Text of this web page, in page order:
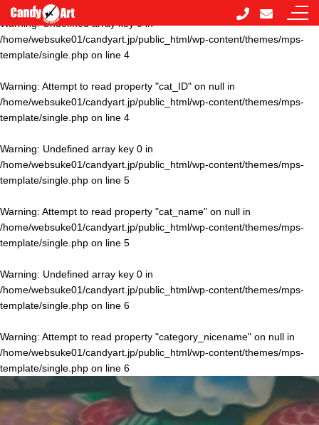
Warning: Undefined array key 0 in
/home/websuke01/candyart.jp/public_html/wp-content/themes/mps-
template/single.php on line 4
Warning: Attempt to read property "cat_ID" on null in
/home/websuke01/candyart.jp/public_html/wp-content/themes/mps-
template/single.php on line 4
Warning: Undefined array key 0 in
/home/websuke01/candyart.jp/public_html/wp-content/themes/mps-
template/single.php on line 5
Warning: Attempt to read property "cat_name" on null in
/home/websuke01/candyart.jp/public_html/wp-content/themes/mps-
template/single.php on line 5
Warning: Undefined array key 0 in
/home/websuke01/candyart.jp/public_html/wp-content/themes/mps-
template/single.php on line 6
Warning: Attempt to read property "category_nicename" on null in
/home/websuke01/candyart.jp/public_html/wp-content/themes/mps-
template/single.php on line 6